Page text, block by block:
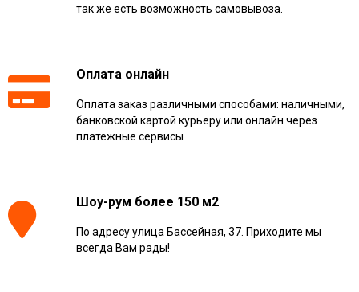
так же есть возможность самовывоза.
Оплата онлайн
Оплата заказ различными способами: наличными,
банковской картой курьеру или онлайн через
платежные сервисы
Шоу-рум более 150 м2
По адресу улица Бассейная, 37. Приходите мы
всегда Вам рады!